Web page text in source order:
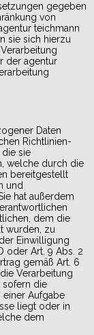
gegeben
von
teichmann
sie sich hierzu
der agentur
Daten
Richtlinien-
sie
welche durch die
bereitgestellt
und
hat außerdem
dem die
wurden, zu
Einwilligung
oder Art. 9 Abs. 2
gemäß Art. 6
Verarbeitung
sofern die
Aufgabe
liegt oder in
dem